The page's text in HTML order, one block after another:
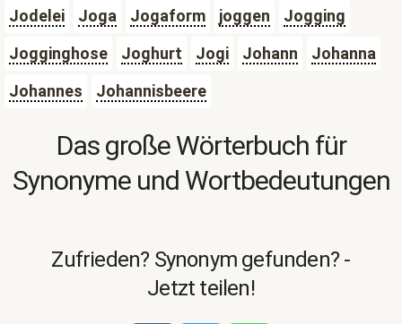
Jodelei
Joga Jogaform joggen
Jogging
Jogginghose
Joghurt Jogi Johann
Johanna
Johannes
Johannisbeere
Das große Wörterbuch für
Synonyme und Wortbedeutungen
Zufrieden? Synonym gefunden? -
Jetzt teilen!